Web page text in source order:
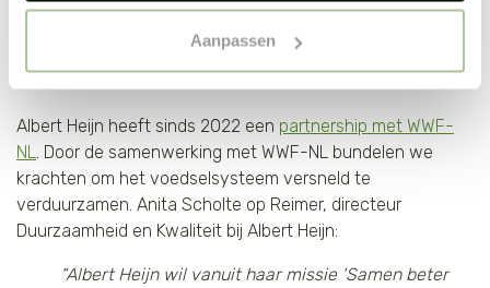
"selectie toestaan" of "alleen noodzakelijke cookies", wat
wel gevolgen kan hebben voor de gebruiksvriendelijkheid
op "Cookie instellingen". Lees voor meer informatie
onzeCookie Policy.
Aanpassen
Albert Heijn heeft sinds 2022 een partnership met WWF-
NL
. Door de samenwerking met WWF-NL bundelen we
krachten om het voedselsysteem versneld te
verduurzamen. Anita Scholte op Reimer, directeur
Duurzaamheid en Kwaliteit bij Albert Heijn:
“Albert Heijn wil vanuit haar missie ‘Samen beter